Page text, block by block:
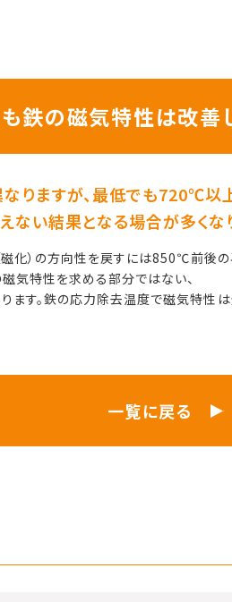
鉄の磁気特性は改善
なりますが、最低でも720℃
ない結果となる場合が多くな
化）の方向性を戻すには850℃前後
気特性を求める部分ではない、
ます。鉄の応力除去温度で磁気特性
一覧に戻る